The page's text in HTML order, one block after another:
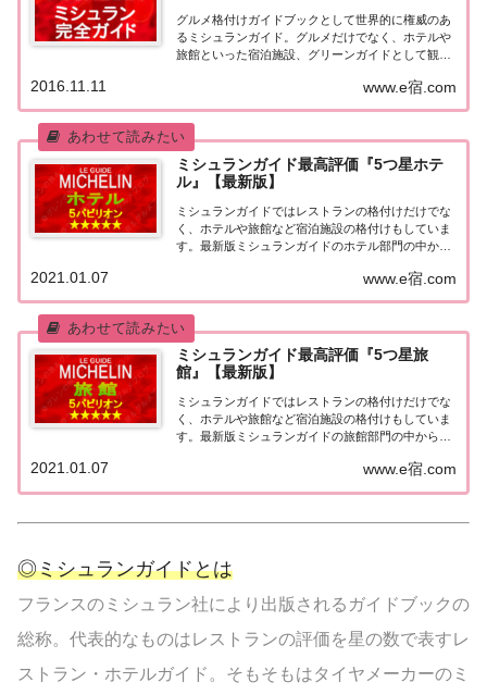
グルメ格付けガイドブックとして世界的に権威のあ
るミシュランガイド。グルメだけでなく、ホテルや
旅館といった宿泊施設、グリーンガイドとして観光
本版としては、2007年11月20日に「ミシュランガイ
ド東京版2008」が発売されてからエリアを...
www.e宿.com
2016.11.11
ミシュランガイド最高評価『5つ星ホテ
ル』【最新版】
ミシュランガイドではレストランの格付けだけでな
く、ホテルや旅館など宿泊施設の格付けもしていま
す。最新版ミシュランガイドのホテル部門の中から
をまとめてみました♪ いずれのホテルも人気ランキ
ングなどで常に上位を賑わす有名ホテル。各ホテル
の...
www.e宿.com
2021.01.07
ミシュランガイド最高評価『5つ星旅
館』【最新版】
ミシュランガイドではレストランの格付けだけでな
く、ホテルや旅館など宿泊施設の格付けもしていま
す。最新版ミシュランガイドの旅館部門の中から最
とめてみました♪ いずれも人気ランキングなどで常
に上位を賑わす有名旅館。各旅館の情報と口コミ評
www.e宿.com
2021.01.07
◎ミシュランガイドとは
フランスのミシュラン社により出版されるガイドブックの
総称。代表的なものはレストランの評価を星の数で表すレ
ストラン・ホテルガイド。そもそもはタイヤメーカーのミ